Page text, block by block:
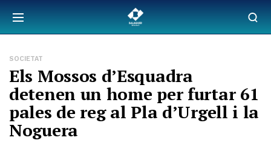
SOCIETAT
Els Mossos d’Esquadra
detenen un home per furtar 61
pales de reg al Pla d’Urgell i la
Noguera